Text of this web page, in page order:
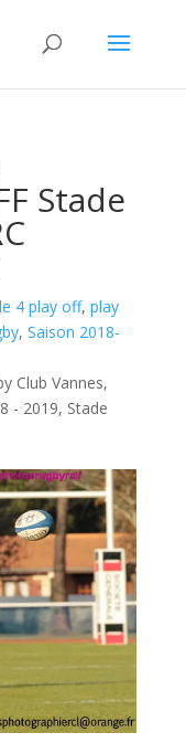
Stade
4 play off, play
, Saison 2018-
Club Vannes,
- 2019, Stade